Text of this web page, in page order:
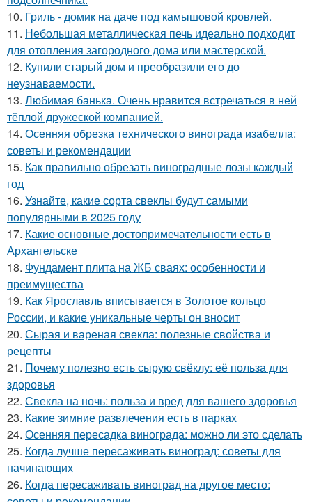
10. Гриль - домик на даче под камышовой кровлей.
11. Небольшая металлическая печь идеально подходит
для отопления загородного дома или мастерской.
12. Купили старый дом и преобразили его до
неузнаваемости.
13. Любимая банька. Очень нравится встречаться в ней
тёплой дружеской компанией.
14. Осенняя обрезка технического винограда изабелла:
советы и рекомендации
15. Как правильно обрезать виноградные лозы каждый
год
16. Узнайте, какие сорта свеклы будут самыми
популярными в 2025 году
17. Какие основные достопримечательности есть в
Архангельске
18. Фундамент плита на ЖБ сваях: особенности и
преимущества
19. Как Ярославль вписывается в Золотое кольцо
России, и какие уникальные черты он вносит
20. Сырая и вареная свекла: полезные свойства и
рецепты
21. Почему полезно есть сырую свёклу: её польза для
здоровья
22. Свекла на ночь: польза и вред для вашего здоровья
23. Какие зимние развлечения есть в парках
24. Осенняя пересадка винограда: можно ли это сделать
25. Когда лучше пересаживать виноград: советы для
начинающих
26. Когда пересаживать виноград на другое место: